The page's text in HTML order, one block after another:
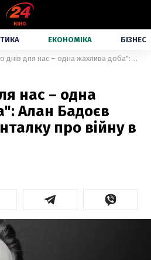
ЕКОНОМІКА БІЗНЕС
"Ці сто днів для нас – одна жахлива доба": Алан Бадоєв зніме документалку про війну в Україні
нас – одна
Алан Бадоєв
про війну в